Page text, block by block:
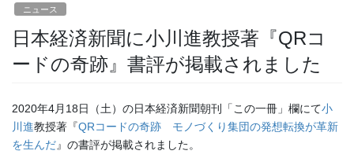
ニュース
日本経済新聞に小川進教授著『QRコ
ードの奇跡』書評が掲載されました
2020年4月18日（土）の日本経済新聞朝刊「この一冊」欄にて小
川進教授著『QRコードの奇跡 モノづくり集団の発想転換が革新
を生んだ』の書評が掲載されました。